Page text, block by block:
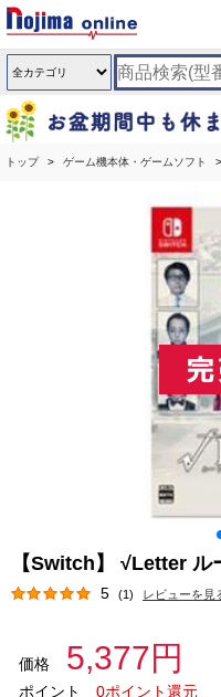
トップ ゲーム機本体・ゲームソフト
【Switch】 √Letter
5 (1) レビューを見
価格 5,377円
ポイント 0ポイント還元